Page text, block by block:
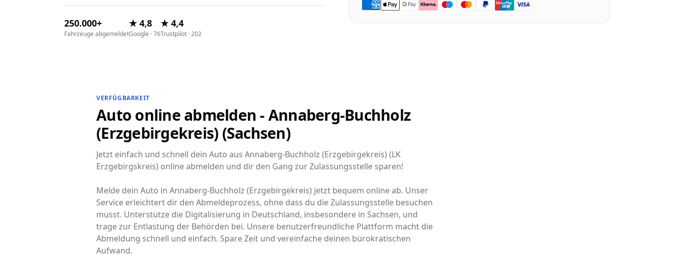
250.000+
Fahrzeuge abgemeldet
★ 4,8
Google · 76
★ 4,4
Trustpilot · 202
VERFÜGBARKEIT
Auto online abmelden - Annaberg-Buchholz
(Erzgebirgekreis) (Sachsen)
Jetzt einfach und schnell dein Auto aus Annaberg-Buchholz (Erzgebirgekreis) (LK
Erzgebirgskreis) online abmelden und dir den Gang zur Zulassungsstelle sparen!
Melde dein Auto in Annaberg-Buchholz (Erzgebirgekreis) jetzt bequem online ab. Unser
Service erleichtert dir den Abmeldeprozess, ohne dass du die Zulassungsstelle besuchen
musst. Unterstütze die Digitalisierung in Deutschland, insbesondere in Sachsen, und
trage zur Entlastung der Behörden bei. Unsere benutzerfreundliche Plattform macht die
Abmeldung schnell und einfach. Spare Zeit und vereinfache deinen bürokratischen
Aufwand.